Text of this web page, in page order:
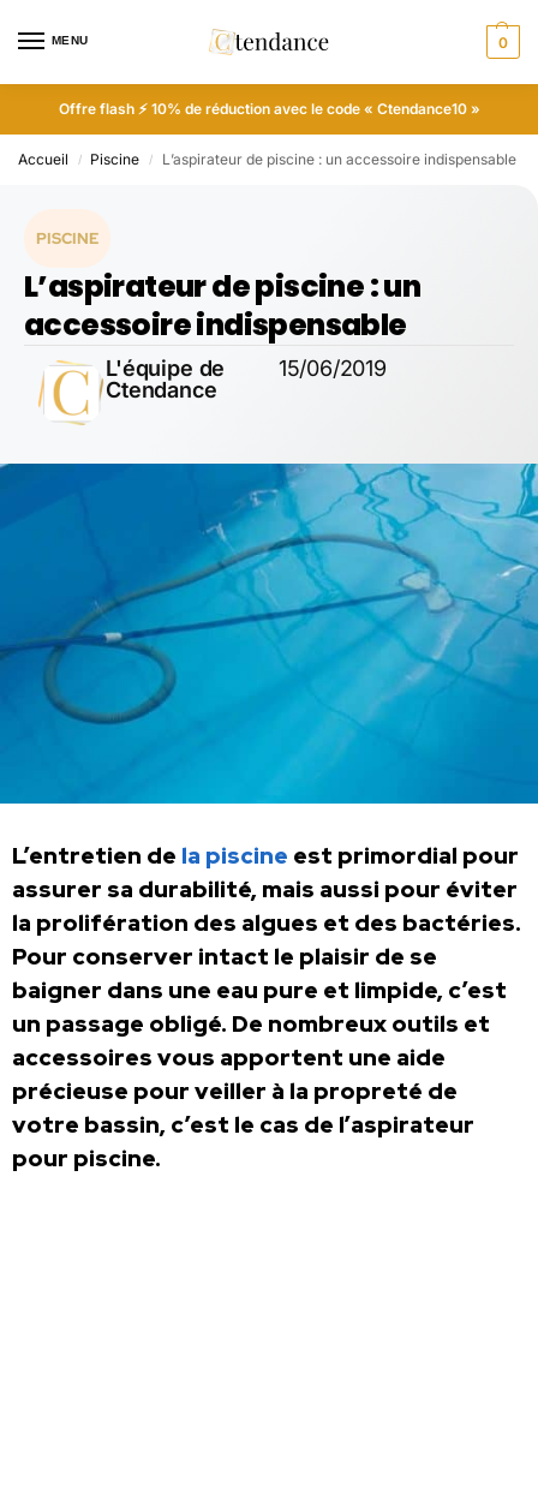
MENU 0
Offre flash ⚡ 10% de réduction avec le code « Ctendance10 »
Accueil / Piscine / L’aspirateur de piscine : un accessoire indispensable
PISCINE
L’aspirateur de piscine : un
accessoire indispensable
L'équipe de
Ctendance
15/06/2019
L’entretien de la piscine est primordial pour
assurer sa durabilité, mais aussi pour éviter
la prolifération des algues et des bactéries.
Pour conserver intact le plaisir de se
baigner dans une eau pure et limpide, c’est
un passage obligé. De nombreux outils et
accessoires vous apportent une aide
précieuse pour veiller à la propreté de
votre bassin, c’est le cas de l’aspirateur
pour piscine.